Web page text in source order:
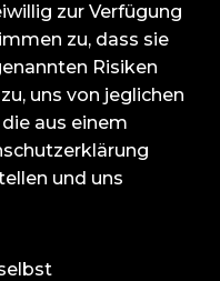
zur Verfügung
zu, dass sie
Risiken
uns von jeglichen
aus einem
und uns